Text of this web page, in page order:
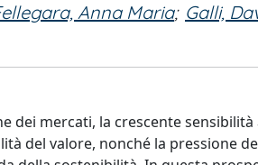
Anna Maria; Galli,
dei mercati, la crescente
del valore, nonché la pressione